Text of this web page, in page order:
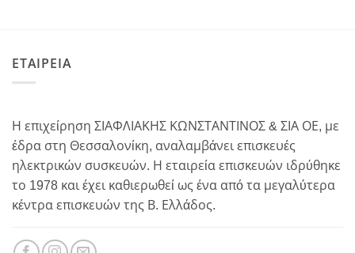
ΕΤΑΙΡΕΙΑ
Η επιχείρηση ΣΙΑΦΛΙΑΚΗΣ ΚΩΝΣΤΑΝΤΙΝΟΣ & ΣΙΑ ΟΕ, με
έδρα στη Θεσσαλονίκη, αναλαμβάνει επισκευές
ηλεκτρικών συσκευών. Η εταιρεία επισκευών ιδρύθηκε
το 1978 και έχει καθιερωθεί ως ένα από τα μεγαλύτερα
κέντρα επισκευών της Β. Ελλάδος.